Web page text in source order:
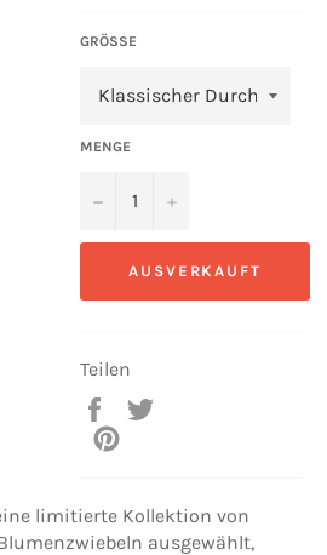
GRÖSSE
MENGE
− +
AUSVERKAUFT
Teilen
Auf
Facebook
limitierte Kollektion von
ausgewählt,